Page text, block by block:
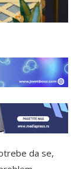
da se,